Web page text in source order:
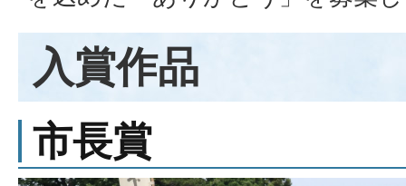
入賞作品
市長賞